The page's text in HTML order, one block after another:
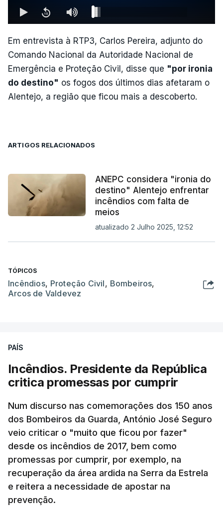
Em entrevista à RTP3, Carlos Pereira, adjunto do
Comando Nacional da Autoridade Nacional de
Emergência e Proteção Civil, disse que "por ironia
do destino" os fogos dos últimos dias afetaram o
Alentejo, a região que ficou mais a descoberto.
ARTIGOS RELACIONADOS
ANEPC considera "ironia do
destino" Alentejo enfrentar
incêndios com falta de
meios
atualizado 2 Julho 2025, 12:52
TÓPICOS
Incêndios, Proteção Civil, Bombeiros,
Arcos de Valdevez
PAÍS
Incêndios. Presidente da República
critica promessas por cumprir
Num discurso nas comemorações dos 150 anos
dos Bombeiros da Guarda, António José Seguro
veio criticar o "muito que ficou por fazer"
desde os incêndios de 2017, bem como
promessas por cumprir, por exemplo, na
recuperação da área ardida na Serra da Estrela
e reitera a necessidade de apostar na
prevenção.